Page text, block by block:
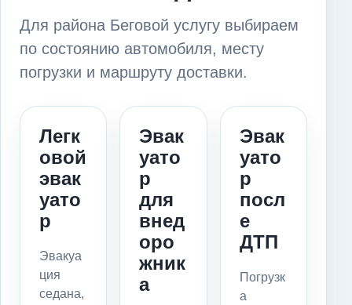
Для района Беговой услугу выбираем
по состоянию автомобиля, месту
погрузки и маршруту доставки.
Легк
овой
эвак
уато
р
Эвакуа
ция
седана,
Эвак
уато
р
для
внед
оро
жник
а
Эвак
уато
р
посл
е
ДТП
Погрузк
а